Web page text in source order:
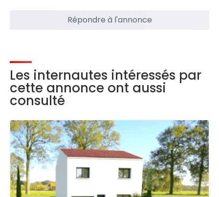
Répondre à l'annonce
Les internautes intéressés par
cette annonce ont aussi
consulté